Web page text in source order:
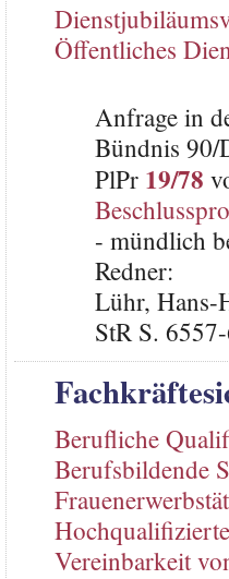
Öffentliches
Anfrage in
Bündnis 90/
PlPr 19/78
- mündlich
Redner:
Lühr, Hans-
StR S.
Berufliche
Berufsbildende
Vereinbarkeit